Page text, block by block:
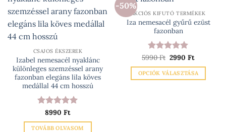
A
változatok
termékoldalon
választhatók
ki
CSAJOS ÉKSZEREK
Izabel nemesacél nyaklánc
különleges szemzéssel arany
fazonban elegáns lila köves
medállal 44 cm hosszú
Értékelés:
/ 5
8990 Ft
TOVÁBB OLVASOM
-50%
AKCIÓS KIFUTÓ TERMÉKEK
Iza nemesacél gyűrű ezüst
fazonban
Értékelés:5
/ 5
5990Ft Original
price
was:
5990 Ft.
2990FtCurrent
is:
2990 Ft.
OPCIÓK VÁLASZTÁSA